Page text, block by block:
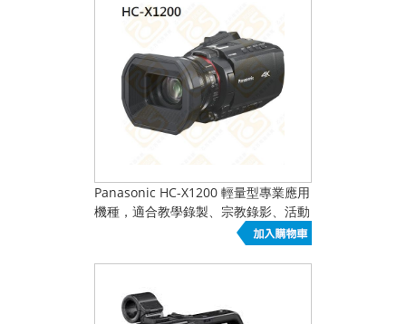
Panasonic HC-X1200 輕量型專業應用
機種，適合教學錄製、宗教錄影、活動